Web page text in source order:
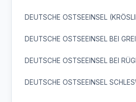
DEUTSCHE OSTSEEINSEL
DEUTSCHE OSTSEEINSEL BEI
DEUTSCHE OSTSEEINSEL BEI
DEUTSCHE OSTSEEINSEL